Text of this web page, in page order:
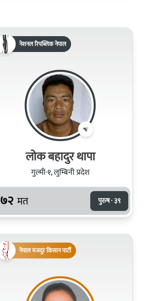
नेशनल रिपब्लिक नेपाल
लोक बहादुर थापा
गुल्मी-१, लुम्बिनी प्रदेश
७२ मत पुरुष · ३९
नेपाल मजदुर किसान पार्टी